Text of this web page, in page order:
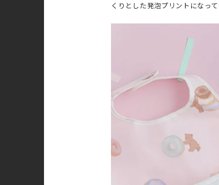
くりとした発泡プリントになっ